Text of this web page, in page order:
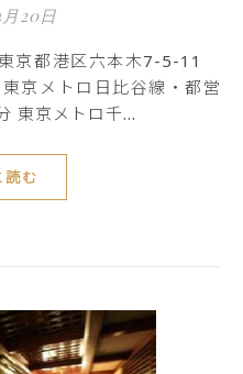
20日
京メトロ日比谷線・都営
東京メトロ千…
読む